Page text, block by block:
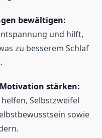
bewältigen:
und hilft,
zu besserem Schlaf
stärken:
Selbstzweifel
sowie